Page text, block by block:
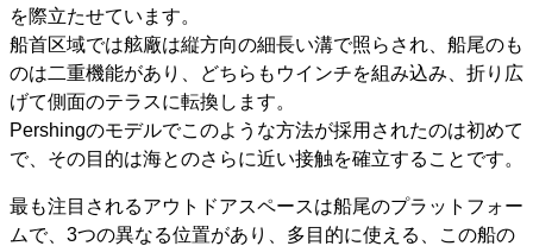
を際立たせています。
船首区域では舷廠は縦方向の細長い溝で照らされ、船尾のも
のは二重機能があり、どちらもウインチを組み込み、折り広
げて側面のテラスに転換します。
Pershingのモデルでこのような方法が採用されたのは初めて
で、その目的は海とのさらに近い接触を確立することです。
最も注目されるアウトドアスペースは船尾のプラットフォー
ムで、3つの異なる位置があり、多目的に使える、この船の